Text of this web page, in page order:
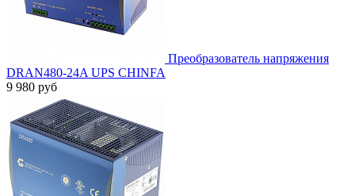
Преобразователь напряжения
DRAN480-24A UPS CHINFA
9 980 руб